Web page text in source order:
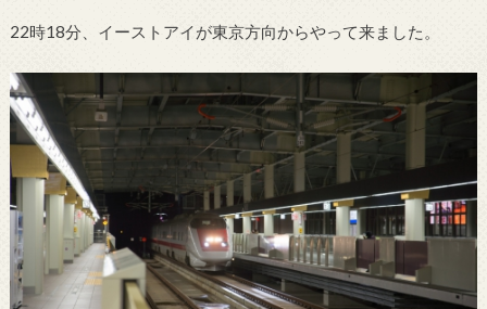
22時18分、イーストアイが東京方向からやって来ました。